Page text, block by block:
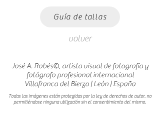
Guía de tallas
volver
José A. Robés©, artista visual de fotografía y
fotógrafo profesional internacional
Villafranca del Bierzo | León | España
Todas las imágenes están protegidas por la ley de derechos de autor, no
permitiéndose ninguna utilización sin el consentimiento del mismo.